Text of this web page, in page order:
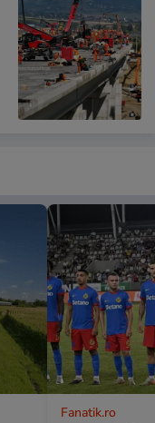
Fanatik.ro